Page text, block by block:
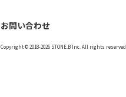
お問い合わせ
Copyright © 2018-2026 STONE.B Inc. All rights reserved.